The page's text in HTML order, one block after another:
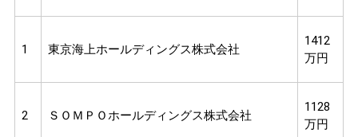
1 東京海上ホールディングス株式会社
1412
万円
2 ＳＯＭＰＯホールディングス株式会社
1128
万円